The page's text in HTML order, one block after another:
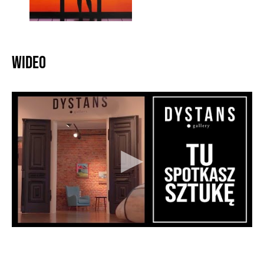
Wideo